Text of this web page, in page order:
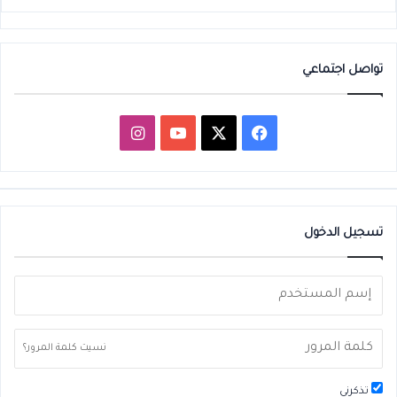
تواصل اجتماعي
فيسبوك ‫YouTubeانستقرام
تسجيل الدخول
نسيت كلمة المرور؟
تذكرني